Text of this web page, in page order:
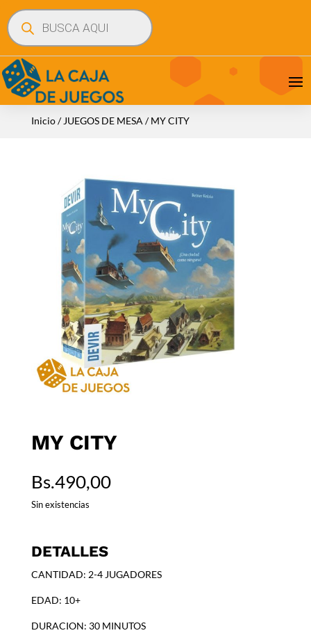
Búsqueda
de
productos
Inicio/ JUEGOS DE MESA / MY CITY
MY CITY
Bs.490,00
Sin existencias
DETALLES
CANTIDAD: 2-4 JUGADORES
EDAD: 10+
DURACION: 30 MINUTOS